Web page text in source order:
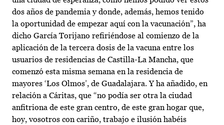
dos años de pandemia y donde, además, hemos tenido
la oportunidad de empezar aquí con la vacunación”, ha
dicho García Torijano refiriéndose al comienzo de la
aplicación de la tercera dosis de la vacuna entre los
usuarios de residencias de Castilla-La Mancha, que
comenzó esta misma semana en la residencia de
mayores ‘Los Olmos’, de Guadalajara. Y ha añadido, en
relación a Cáritas, que “no podía ser otra la ciudad
anfitriona de este gran centro, de este gran hogar que,
hoy, vosotros con cariño, trabajo e ilusión habéis